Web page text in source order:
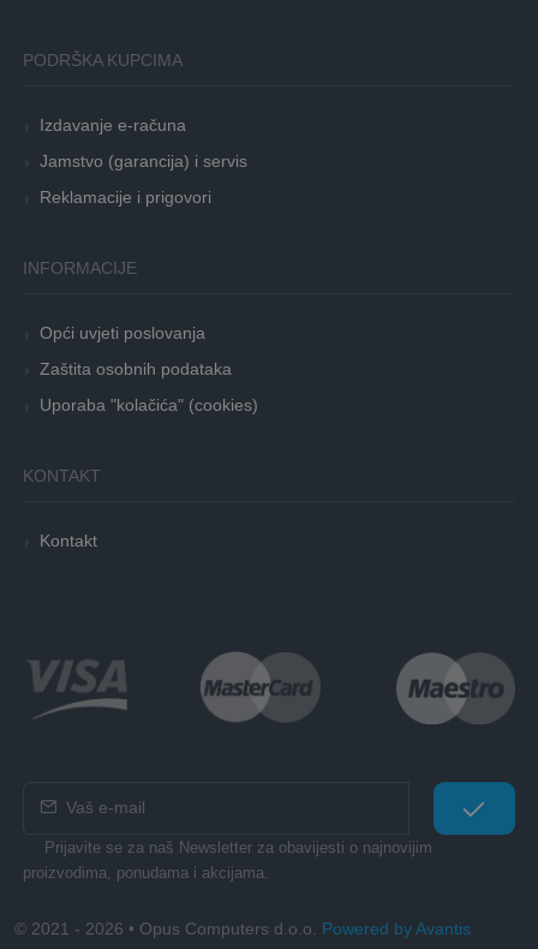
PODRŠKA KUPCIMA
Izdavanje e-računa
Jamstvo (garancija) i servis
Reklamacije i prigovori
INFORMACIJE
Opći uvjeti poslovanja
Zaštita osobnih podataka
Uporaba "kolačića" (cookies)
KONTAKT
Kontakt
Prijavite se za naš Newsletter za obavijesti o najnovijim
proizvodima, ponudama i akcijama.
© 2021 - 2026 • Opus Computers d.o.o. Powered by Avantis